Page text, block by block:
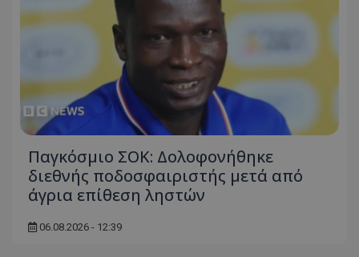
Παγκόσμιο ΣΟΚ: Δολοφονήθηκε
διεθνής ποδοσφαιριστής μετά από
άγρια επίθεση ληστών
06.08.2026 - 12:39